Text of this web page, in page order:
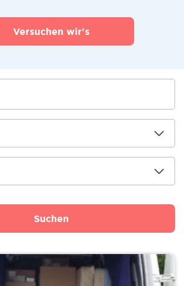
Versuchen wir's
Suchen